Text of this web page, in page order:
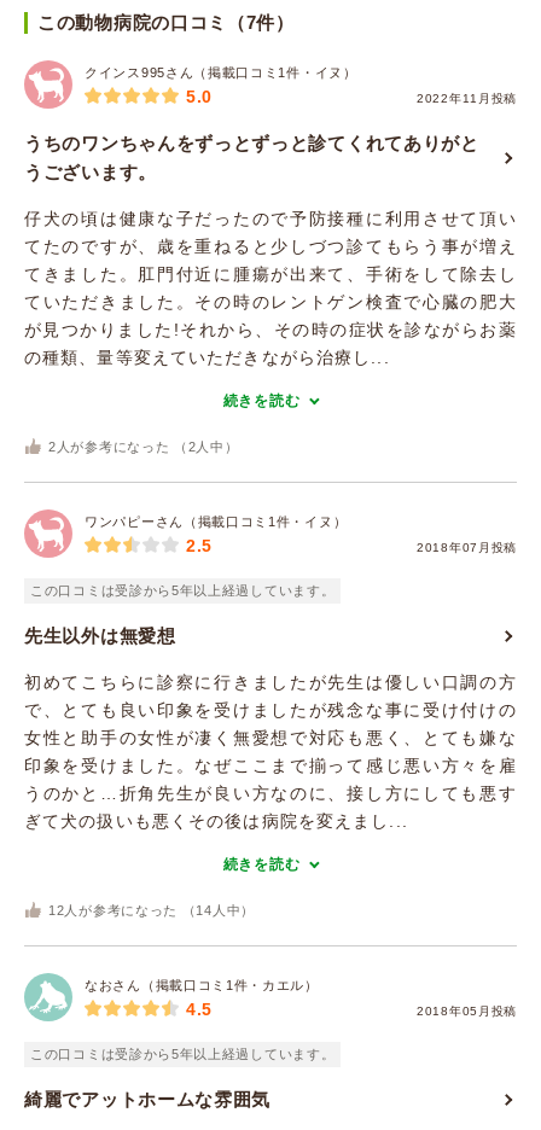
この動物病院の口コミ（7件）
クインス995さん（掲載口コミ1件・イヌ）
2022年11月投稿
5.0
うちのワンちゃんをずっとずっと診てくれてありがと
うございます。
仔犬の頃は健康な子だったので予防接種に利用させて頂い
てたのですが、歳を重ねると少しづつ診てもらう事が増え
てきました。肛門付近に腫瘍が出来て、手術をして除去し
ていただきました。その時のレントゲン検査で心臓の肥大
が見つかりました!それから、その時の症状を診ながらお薬
の種類、量等変えていただきながら治療し...
続きを読む
2 人が参考になった （ 2 人中）
ワンパピーさん（掲載口コミ1件・イヌ）
2018年07月投稿
2.5
この口コミは受診から5年以上経過しています。
先生以外は無愛想
初めてこちらに診察に行きましたが先生は優しい口調の方
で、とても良い印象を受けましたが残念な事に受け付けの
女性と助手の女性が凄く無愛想で対応も悪く、とても嫌な
印象を受けました。なぜここまで揃って感じ悪い方々を雇
うのかと…折角先生が良い方なのに、接し方にしても悪す
ぎて犬の扱いも悪くその後は病院を変えまし...
続きを読む
12 人が参考になった （ 14 人中）
なおさん（掲載口コミ1件・カエル）
2018年05月投稿
4.5
この口コミは受診から5年以上経過しています。
綺麗でアットホームな雰囲気